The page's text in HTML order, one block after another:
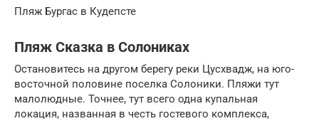
Пляж Бургас в Кудепсте
Пляж Сказка в Солониках
Остановитесь на другом берегу реки Цусхвадж, на юго-
восточной половине поселка Солоники. Пляжи тут
малолюдные. Точнее, тут всего одна купальная
локация, названная в честь гостевого комплекса,